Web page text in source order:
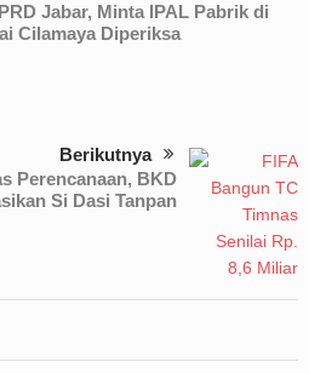
Jabar, Minta IPAL Pabrik di
Cilamaya Diperiksa
Berikutnya
Perencanaan, BKD
Si Dasi Tanpan